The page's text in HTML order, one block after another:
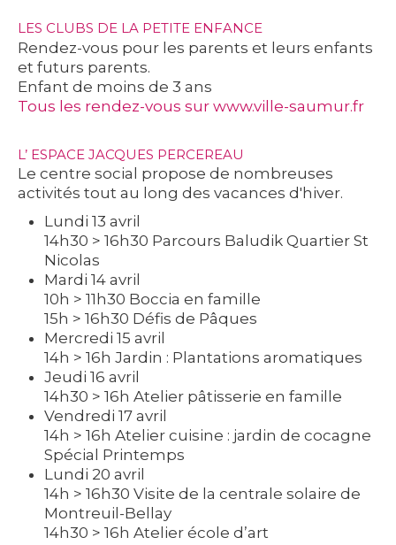
LES CLUBS DE LA PETITE ENFANCE
Rendez-vous pour les parents et leurs enfants
et futurs parents.
Enfant de moins de 3 ans
Tous les rendez-vous sur www.ville-saumur.fr
L’ ESPACE JACQUES PERCEREAU
Le centre social propose de nombreuses
activités tout au long des vacances d'hiver.
Lundi 13 avril
14h30 > 16h30 Parcours Baludik Quartier St
Nicolas
Mardi 14 avril
10h > 11h30 Boccia en famille
15h > 16h30 Défis de Pâques
Mercredi 15 avril
14h > 16h Jardin : Plantations aromatiques
Jeudi 16 avril
14h30 > 16h Atelier pâtisserie en famille
Vendredi 17 avril
14h > 16h Atelier cuisine : jardin de cocagne
Spécial Printemps
Lundi 20 avril
14h > 16h30 Visite de la centrale solaire de
Montreuil-Bellay
14h30 > 16h Atelier école d’art